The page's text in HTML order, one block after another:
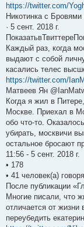
https://twitter.com/
Никотинка с
· 5 сент. 2018 г.
Каждый раз, когда
выдают с собой
касались телес
https://twitter.com/
Матвеев Ян
Когда я жил в
Москве. Приехал в
обо что-то.
убирать, москвичи
остальное бросают
11:56 - 5 сент. 2018 г.
• 178
• 41 человек(а)
После публикации
Многие писали, что
отличается от жизни
переубедить